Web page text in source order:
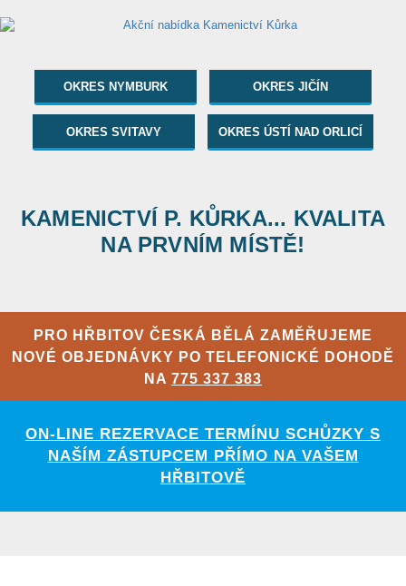
OKRES NYMBURK OKRES JIČÍN
OKRES SVITAVY OKRES ÚSTÍ NAD ORLICÍ
KAMENICTVÍ P. KŮRKA... KVALITA
NA PRVNÍM MÍSTĚ!
PRO HŘBITOV ČESKÁ BĚLÁ ZAMĚŘUJEME
NOVÉ OBJEDNÁVKY PO TELEFONICKÉ DOHODĚ
NA 775 337 383
ON-LINE REZERVACE TERMÍNU SCHŮZKY S
NAŠÍM ZÁSTUPCEM PŘÍMO NA VAŠEM
HŘBITOVĚ